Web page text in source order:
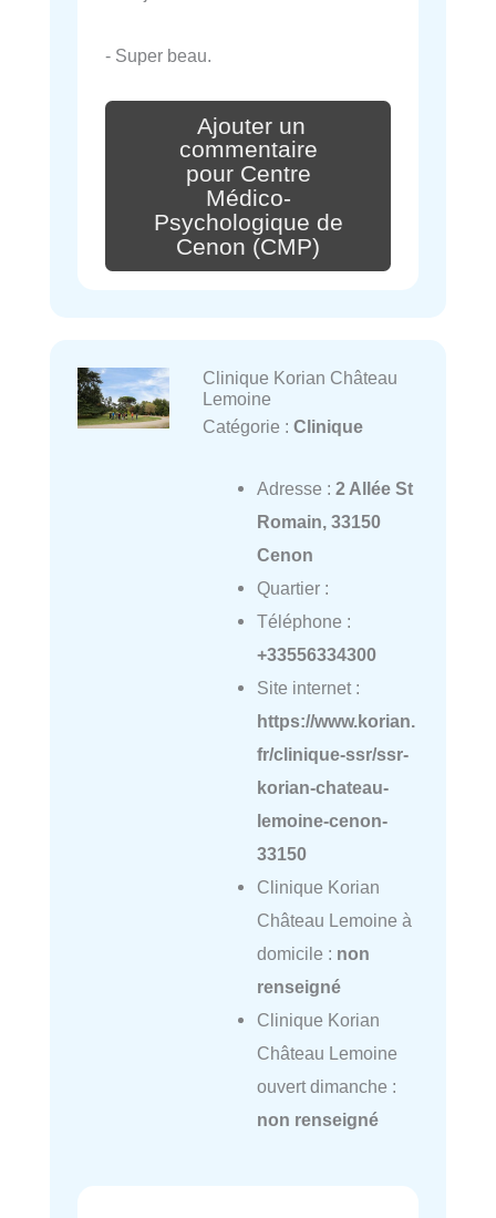
- Super beau.
Ajouter un
commentaire
pour Centre
Médico-
Psychologique de
Cenon (CMP)
Clinique Korian Château
Lemoine
Catégorie : Clinique
Adresse : 2 Allée St
Romain, 33150
Cenon
Quartier :
Téléphone :
+33556334300
Site internet :
https://www.korian.
fr/clinique-ssr/ssr-
korian-chateau-
lemoine-cenon-
33150
Clinique Korian
Château Lemoine à
domicile : non
renseigné
Clinique Korian
Château Lemoine
ouvert dimanche :
non renseigné